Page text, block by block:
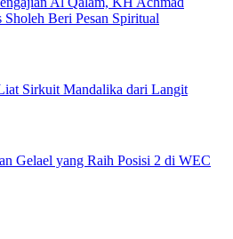
Beri Pesan Spiritual
Sirkuit Mandalika dari Langit
Gelael yang Raih Posisi 2 di WEC